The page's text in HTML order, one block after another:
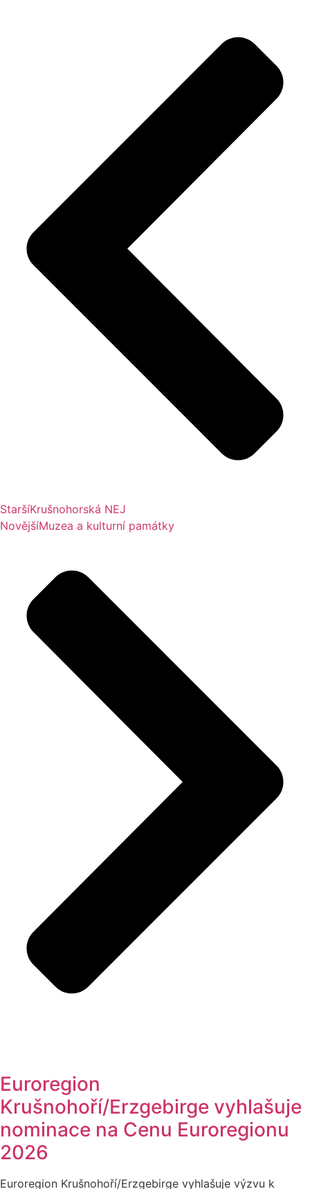
StaršíKrušnohorská NEJ
NovějšíMuzea a kulturní památky
Euroregion
Krušnohoří/Erzgebirge vyhlašuje
nominace na Cenu Euroregionu
2026
Euroregion Krušnohoří/Erzgebirge vyhlašuje výzvu k